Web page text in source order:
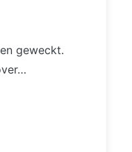
geweckt.